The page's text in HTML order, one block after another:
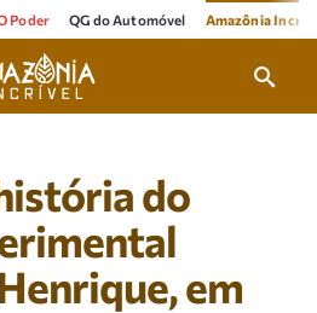
Poder QG do Automóvel Amazônia
do
em